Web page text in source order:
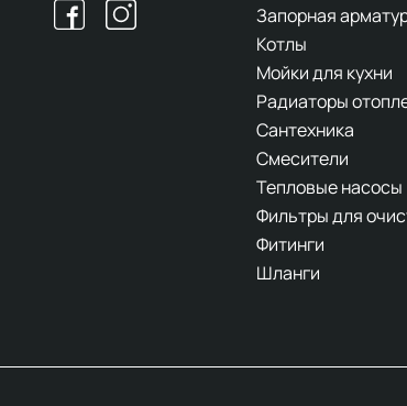
Запорная
Котлы
Мойки для кухни
Радиаторы
Сантехника
Смесители
Тепловые насосы
Фильтры для
Фитинги
Шланги